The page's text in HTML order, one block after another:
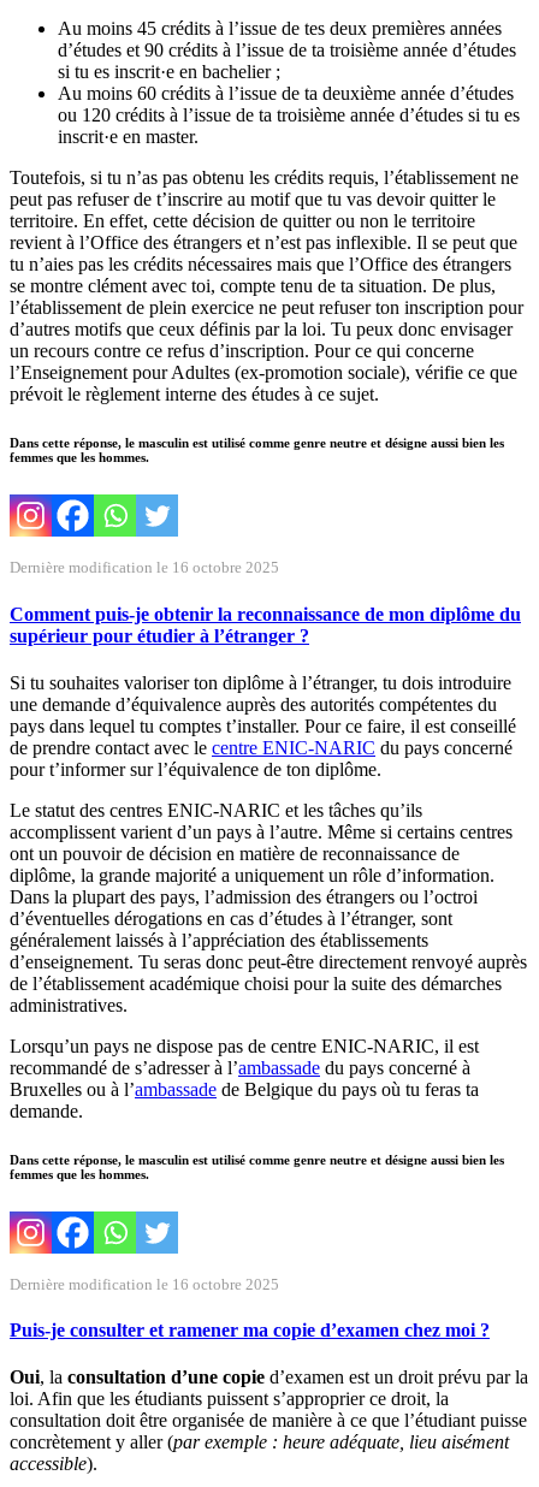
Au moins 45 crédits à l’issue de tes deux premières années
d’études et 90 crédits à l’issue de ta troisième année d’études
si tu es inscrit·e en bachelier ;
Au moins 60 crédits à l’issue de ta deuxième année d’études
ou 120 crédits à l’issue de ta troisième année d’études si tu es
inscrit·e en master.
Toutefois, si tu n’as pas obtenu les crédits requis, l’établissement ne
peut pas refuser de t’inscrire au motif que tu vas devoir quitter le
territoire. En effet, cette décision de quitter ou non le territoire
revient à l’Office des étrangers et n’est pas inflexible. Il se peut que
tu n’aies pas les crédits nécessaires mais que l’Office des étrangers
se montre clément avec toi, compte tenu de ta situation. De plus,
l’établissement de plein exercice ne peut refuser ton inscription pour
d’autres motifs que ceux définis par la loi. Tu peux donc envisager
un recours contre ce refus d’inscription. Pour ce qui concerne
l’Enseignement pour Adultes (ex-promotion sociale), vérifie ce que
prévoit le règlement interne des études à ce sujet.
Dans cette réponse, le masculin est utilisé comme genre neutre et désigne aussi bien les
femmes que les hommes.
Dernière modification le 16 octobre 2025
Comment puis-je obtenir la reconnaissance de mon diplôme du
supérieur pour étudier à l’étranger ?
Si tu souhaites valoriser ton diplôme à l’étranger, tu dois introduire
une demande d’équivalence auprès des autorités compétentes du
pays dans lequel tu comptes t’installer. Pour ce faire, il est conseillé
de prendre contact avec le centre ENIC-NARIC du pays concerné
pour t’informer sur l’équivalence de ton diplôme.
Le statut des centres ENIC-NARIC et les tâches qu’ils
accomplissent varient d’un pays à l’autre. Même si certains centres
ont un pouvoir de décision en matière de reconnaissance de
diplôme, la grande majorité a uniquement un rôle d’information.
Dans la plupart des pays, l’admission des étrangers ou l’octroi
d’éventuelles dérogations en cas d’études à l’étranger, sont
généralement laissés à l’appréciation des établissements
d’enseignement. Tu seras donc peut-être directement renvoyé auprès
de l’établissement académique choisi pour la suite des démarches
administratives.
Lorsqu’un pays ne dispose pas de centre ENIC-NARIC, il est
recommandé de s’adresser à l’ambassade du pays concerné à
Bruxelles ou à l’ambassade de Belgique du pays où tu feras ta
demande.
Dans cette réponse, le masculin est utilisé comme genre neutre et désigne aussi bien les
femmes que les hommes.
Dernière modification le 16 octobre 2025
Puis-je consulter et ramener ma copie d’examen chez moi ?
Oui, la consultation d’une copie d’examen est un droit prévu par la
loi. Afin que les étudiants puissent s’approprier ce droit, la
consultation doit être organisée de manière à ce que l’étudiant puisse
concrètement y aller (par exemple : heure adéquate, lieu aisément
accessible).